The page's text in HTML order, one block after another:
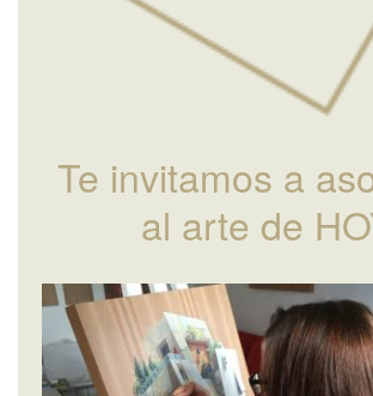
Te invitamos a
al arte de